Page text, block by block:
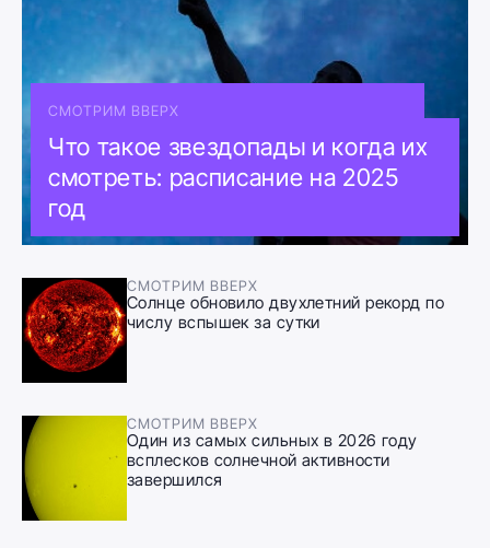
СМОТРИМ ВВЕРХ
Что такое звездопады и когда их
смотреть: расписание на 2025
год
СМОТРИМ ВВЕРХ
Солнце обновило двухлетний рекорд по
числу вспышек за сутки
СМОТРИМ ВВЕРХ
Один из самых сильных в 2026 году
всплесков солнечной активности
завершился